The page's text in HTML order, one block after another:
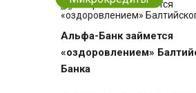
Альфа-Банк займется
«оздоровлением»
Банка